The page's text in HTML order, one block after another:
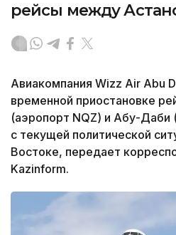
рейсы между
Авиакомпания Wizz Air Abu
временной приостановке
(аэропорт NQZ) и Абу-Даби
с текущей политической
Востоке, передает
Kazinform.